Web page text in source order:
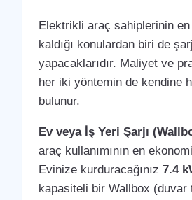
Elektrikli araç sahiplerinin
kaldığı konulardan biri de
yapacaklarıdır. Maliyet ve
her iki yöntemin de kendine
bulunur.
Ev veya İş Yeri Şarjı
araç kullanımının en
Evinize kurduracağınız 7.4
kapasiteli bir Wallbox